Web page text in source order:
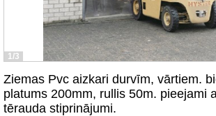
1/3
Ziemas Pvc aizkari durvīm, vārtiem.
platums 200mm, rullis 50m. pieejami
tērauda stiprinājumi.